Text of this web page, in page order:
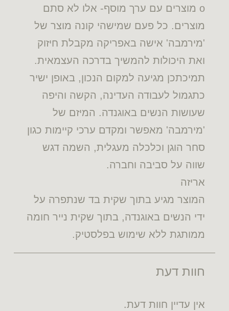
o מוצרים עם ערך מוסף- אלו לא סתם
מוצרים. כל פעם שמישהי קונה מוצר של
'מירמבה' אישה באפריקה מקבלת חיזוק
ואת היכולות להמשיך בדרכה העצמאית.
תמיכתכן מגיעה למקום הנכון, באופן ישיר
כתגמול לעבודה העדינה, הקשה והיפה
שעושות הנשים באוגנדה. המיזם של
'מירמבה' מאפשר ומקדם ערכי קיימות כגון
סחר הוגן וכלכלה מעגלית, השמה דגש
שווה על סביבה וחברה.
אריזה
המוצר מגיע בתוך שקית בד שנתפרה על
ידי הנשים באוגנדה, בתוך שקית נייר חומה
ממותגת ללא שימוש בפלסטיק.
חוות דעת
אין עדיין חוות דעת.